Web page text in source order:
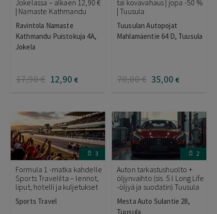
Jokelassa – alkaen 12,90 €
| Namaste Kathmandu
Ravintola Namaste
Kathmandu Puistokuja 4A,
Jokela
17,90€ 12,90 €
tai kovavahaus | jopa -50 %
| Tuusula
Tuusulan Autopojat
Mahlamäentie 64 D, Tuusula
70,00€ 35,00 €
3
Formula 1 -matka kahdelle
Sports Travelilta – lennot,
liput, hotelli ja kuljetukset
Sports Travel
2
Auton tarkastushuolto +
öljynvaihto (sis. 5 l Long Life
-öljyä ja suodatin) Tuusula
Mesta Auto Sulantie 28,
Tuusula